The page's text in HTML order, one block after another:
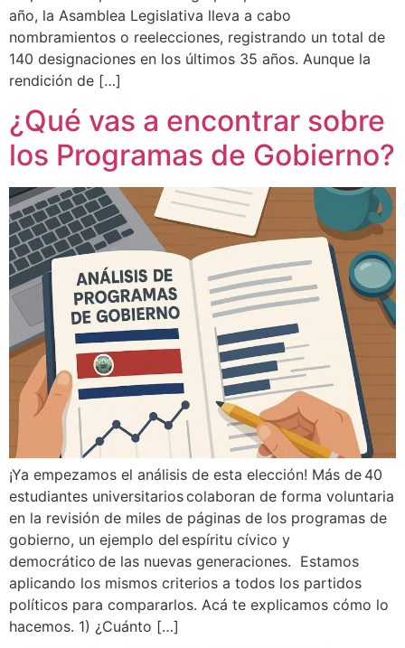
año, la Asamblea Legislativa lleva a cabo
nombramientos o reelecciones, registrando un total de
140 designaciones en los últimos 35 años. Aunque la
rendición de […]
¿Qué vas a encontrar sobre
los Programas de Gobierno?
¡Ya empezamos el análisis de esta elección! Más de 40
estudiantes universitarios colaboran de forma voluntaria
en la revisión de miles de páginas de los programas de
gobierno, un ejemplo del espíritu cívico y
democrático de las nuevas generaciones. Estamos
aplicando los mismos criterios a todos los partidos
políticos para compararlos. Acá te explicamos cómo lo
hacemos. 1) ¿Cuánto […]